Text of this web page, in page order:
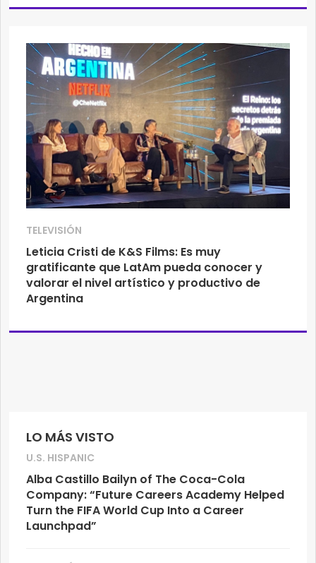
LO MÁS VISTO
U.S. HISPANIC
Alba Castillo Bailyn of The Coca-Cola
Company: “Future Careers Academy Helped
Turn the FIFA World Cup Into a Career
Launchpad”
TELEVISIÓN
Leticia Cristi de K&S Films: Es muy
gratificante que LatAm pueda conocer y
valorar el nivel artístico y productivo de
Argentina